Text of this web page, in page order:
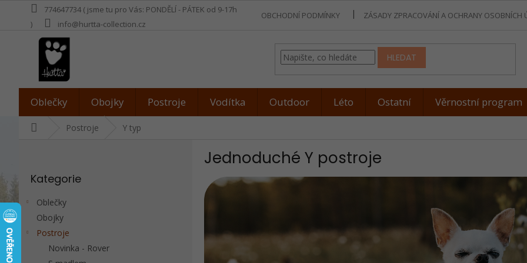
774647734 ( jsme tu pro Vás: PONDĚLÍ - PÁTEK od 9-17h
)
info@hurtta-collection.cz
OBCHODNÍ PODMÍNKY ZÁSADY ZPRACOVÁNÍ A OCHRANY OSOBNÍCH
HLEDAT
Oblečky Obojky Postroje Vodítka Outdoor Léto Ostatní Věrnostní program
Postroje Y typ
a
kategorie
Kategorie
Oblečky
Obojky
Postroje
Novinka - Rover
Jednoduché Y postroje